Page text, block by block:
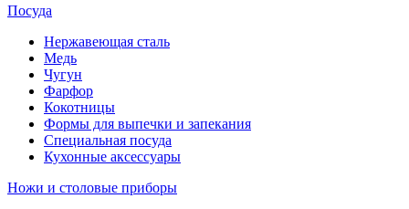
Посуда
Нержавеющая сталь
Медь
Чугун
Фарфор
Кокотницы
Формы для выпечки и запекания
Специальная посуда
Кухонные аксессуары
Ножи и столовые приборы